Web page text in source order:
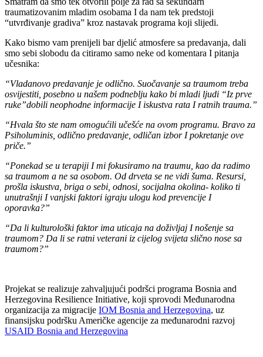
traumatizovanim mladim osobama I da nam tek predstoji
“utvrđivanje gradiva” kroz nastavak programa koji slijedi.
Kako bismo vam prenijeli bar djelić atmosfere sa predavanja, dali
smo sebi slobodu da citiramo samo neke od komentara I pitanja
učesnika:
“Vladanovo predavanje je odlično. Suočavanje sa traumom treba
osvijestiti, posebno u našem podneblju kako bi mladi ljudi “Iz prve
ruke”dobili neophodne informacije I iskustva rata I ratnih trauma.”
“Hvala što ste nam omogućili učešće na ovom programu. Bravo za
Psiholuminis, odlično predavanje, odličan izbor I pokretanje ove
priče.”
“Ponekad se u terapiji I mi fokusiramo na traumu, kao da radimo
sa traumom a ne sa osobom. Od drveta se ne vidi šuma. Resursi,
prošla iskustva, briga o sebi, odnosi, socijalna okolina- koliko ti
unutrašnji I vanjski faktori igraju ulogu kod prevencije I
oporavka?”
“Da li kulturološki faktor ima uticaja na doživljaj I nošenje sa
traumom? Da li se ratni veterani iz cijelog svijeta slično nose sa
traumom?”
Projekat se realizuje zahvaljujući podršci programa Bosnia and
Herzegovina Resilience Initiative, koji sprovodi Međunarodna
organizacija za migracije IOM Bosnia and Herzegovina, uz
finansijsku podršku Američke agencije za međunarodni razvoj
USAID Bosnia and Herzegovina